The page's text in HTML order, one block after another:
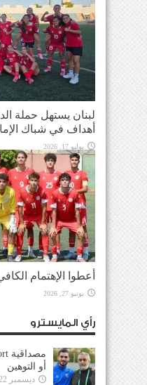
لبنان يستهل حملة
أهداف في شباك
يوليو 17, 2026
أعطوا الإهتمام
يونيو 27, 2026
رأي المايسترو
أو التوهين
ديسمبر 22, 2025